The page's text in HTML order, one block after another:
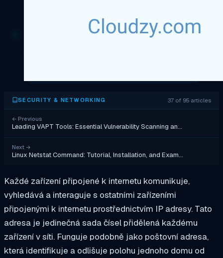
SECURITY & NETWORKING 37 of 95 articles
← Previous
Leading VAPT Tools: Essential Vulnerability Scanning an…
Next →
Linux Netstat Command: Tutorial, Installation, and Exam…
Každé zařízení připojené k internetu komunikuje,
vyhledává a interaguje s ostatními zařízeními
připojenými k internetu prostřednictvím IP adresy. Tato
adresa je jedinečná sada čísel přidělená každému
zařízení v síti. Funguje podobně jako poštovní adresa,
která identifikuje a odlišuje polohu jednoho domu od